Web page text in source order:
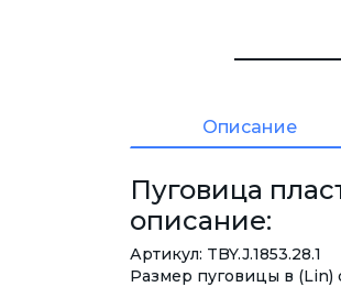
Описание
Пуговица
описание:
Артикул: TBY.J.1853.28.1
Размер пуговицы в (Lin)